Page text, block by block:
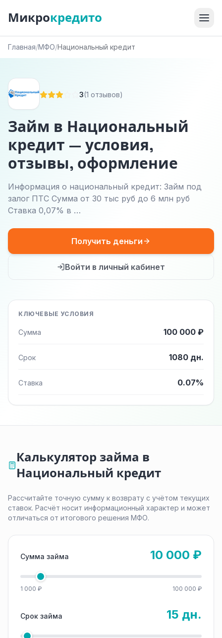
Микрокредито
Главная/МФО/Национальный кредит
3(1 отзывов)
Займ в Национальный
кредит — условия,
отзывы, оформление
Информация о национальный кредит: Займ под
залог ПТС Сумма от 30 тыс руб до 6 млн руб
Ставка 0,07% в …
Получить деньги
Войти в личный кабинет
КЛЮЧЕВЫЕ УСЛОВИЯ
Сумма 100 000 ₽
Срок 1080 дн.
Ставка 0.07%
Калькулятор займа в
Национальный кредит
Рассчитайте точную сумму к возврату с учётом текущих
ставок. Расчёт носит информационный характер и может
отличаться от итогового решения МФО.
Сумма займа 10 000 ₽
1 000 ₽ 100 000 ₽
Срок займа 15 дн.